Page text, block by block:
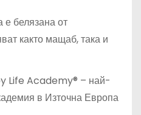
белязана от
както мащаб, така и
Life Academy® – най-
в Източна Европа